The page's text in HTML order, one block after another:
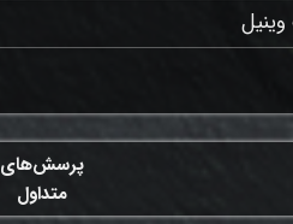
پرسش‌های
متداول